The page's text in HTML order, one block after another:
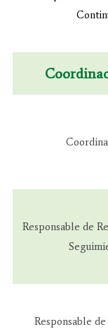
Responsable de
Responsable